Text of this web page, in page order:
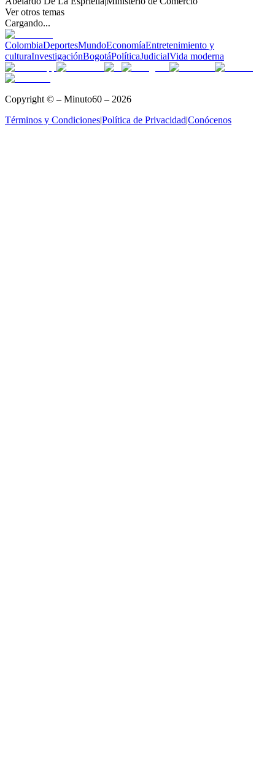
Ver otros temas
Cargando...
ColombiaDeportesMundoEconomíaEntretenimiento y
culturaInvestigaciónBogotáPolíticaJudicialVida moderna
Copyright © – Minuto60 – 2026
Términos y Condiciones|Política de Privacidad|Conócenos